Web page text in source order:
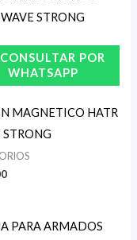
CONSULTAR POR
WHATSAPP
MAGNETICO HATR
STRONG